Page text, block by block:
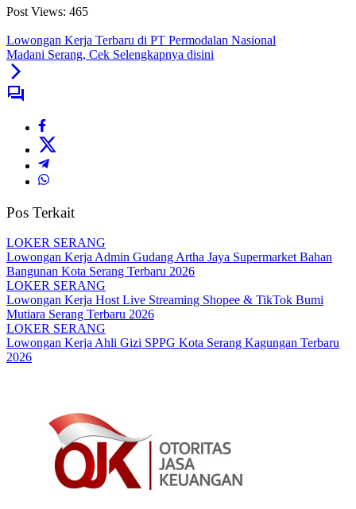
Post Views: 465
Lowongan Kerja Terbaru di PT Permodalan Nasional
Madani Serang, Cek Selengkapnya disini
Pos Terkait
LOKER SERANG
Lowongan Kerja Admin Gudang Artha Jaya Supermarket Bahan
Bangunan Kota Serang Terbaru 2026
LOKER SERANG
Lowongan Kerja Host Live Streaming Shopee & TikTok Bumi
Mutiara Serang Terbaru 2026
LOKER SERANG
Lowongan Kerja Ahli Gizi SPPG Kota Serang Kagungan Terbaru
2026